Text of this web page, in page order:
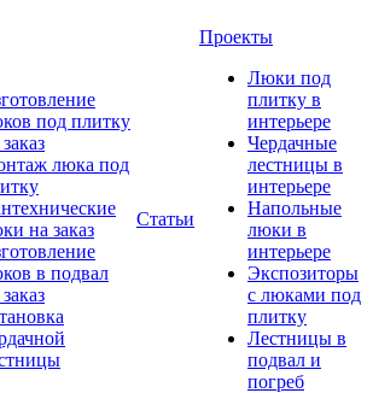
под плитку
люка под
на заказ
в подвал
Статьи
Проекты
Люки под
плитку в
интерьере
Чердачные
лестницы в
интерьере
Напольные
люки в
интерьере
Экспозиторы
с люками под
плитку
Лестницы в
подвал и
погреб